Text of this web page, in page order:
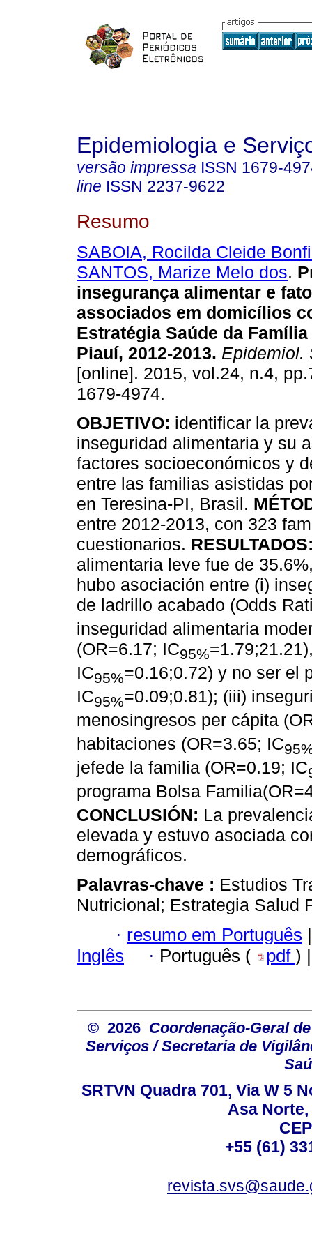
Epidemiologia e
versão impressa ISSN 1679-
line ISSN 2237-9622
Resumo
SABOIA, Rocilda Cleide
SANTOS, Marize Melo dos.
insegurança alimentar e
associados em domicílios
Estratégia Saúde da
Piauí, 2012-2013. Epidemiol.
[online]. 2015, vol.24, n.4,
1679-4974.
OBJETIVO: identificar la
inseguridad alimentaria y su
factores socioeconómicos y
entre las familias asistidas
en Teresina-PI, Brasil.
entre 2012-2013, con 323
cuestionarios.
alimentaria leve fue de
hubo asociación entre (i)
de ladrillo acabado (Odds
inseguridad alimentaria
(OR=6.17; IC95%
IC95%=0.16;0.72) y no ser el
IC95%=0.09;0.81); (iii)
menosingresos per cápita
habitaciones (OR=3.65; IC
jefede la familia (OR=0.19; IC
programa Bolsa
CONCLUSIÓN: La
elevada y estuvo asociada
demográficos.
Palavras-chave : Estudios
Nutricional; Estrategia Salud
· resumo em Português |
Inglês
· Português ( pdf )
© 2026 Coordenação-Geral
Serviços / Secretaria de
SRTVN Quadra 701, Via W 5
Asa
+55 (61)